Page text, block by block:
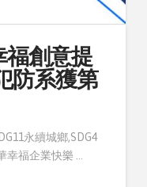
福創意提
防系獲第
永續城鄉,SDG4
幸福企業快樂 …